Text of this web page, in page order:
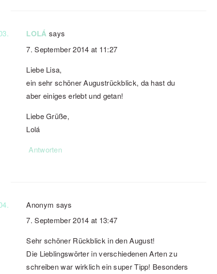
LOLÁ says
7. September 2014 at 11:27
Liebe Lisa,
ein sehr schöner Augustrückblick, da hast du
aber einiges erlebt und getan!
Liebe Grüße,
Lolá
Antworten
Anonym says
7. September 2014 at 13:47
Sehr schöner Rückblick in den August!
Die Lieblingswörter in verschiedenen Arten zu
schreiben war wirklich ein super Tipp! Besonders